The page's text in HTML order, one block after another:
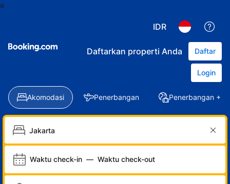
a
IDR
Daftarkan properti Anda Daftar
Login
Akomodasi Penerbangan Penerbangan +
Waktu check-in — Waktu check-out